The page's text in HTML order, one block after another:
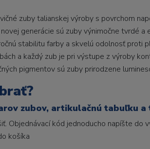
zuby talianskej výroby s povrchom
generácie sú zuby výnimočne tvrdé a
stabilitu farby a skvelú odolnosť proti
a každý zub je pri výstupe z výroby
pigmentov sú zuby prirodzene
zubov, artikulačnú tabuľku
Objednávací kód jednoducho napíšte
košíka